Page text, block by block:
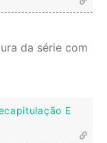
da série com
E